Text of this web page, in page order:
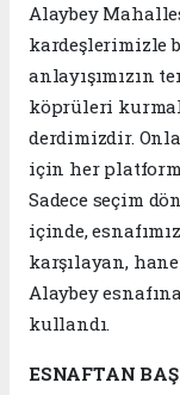
Alaybey
kardeşlerimizle
anlayışımızın
köprüleri
derdimizdir.
için her
Sadece seçim
içinde,
karşılayan,
Alaybey
kullandı.
ESNAFTAN